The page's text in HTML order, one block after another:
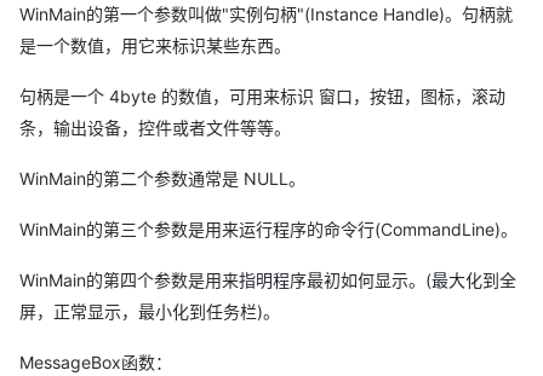
WinMain的第一个参数叫做"实例句柄"(Instance Handle)。句柄就
是一个数值，用它来标识某些东西。
句柄是一个 4byte 的数值，可用来标识 窗口，按钮，图标，滚动
条，输出设备，控件或者文件等等。
WinMain的第二个参数通常是 NULL。
WinMain的第三个参数是用来运行程序的命令行(CommandLine)。
WinMain的第四个参数是用来指明程序最初如何显示。(最大化到全
屏，正常显示，最小化到任务栏)。
MessageBox函数：